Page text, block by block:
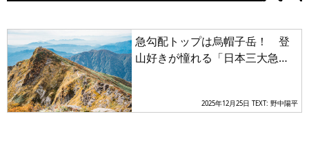
急勾配トップは烏帽子岳！ 登
山好きが憧れる「日本三大急
2025年12月25日 TEXT: 野中陽平